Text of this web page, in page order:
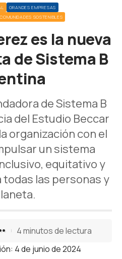
GRANDES EMPRESAS
SOSTENIBLES
es la nueva
de Sistema B
de Sistema B
del Estudio Beccar
organización con el
un sistema
equitativo y
las personas y
4 de junio de 2024
4 minutos de lectura